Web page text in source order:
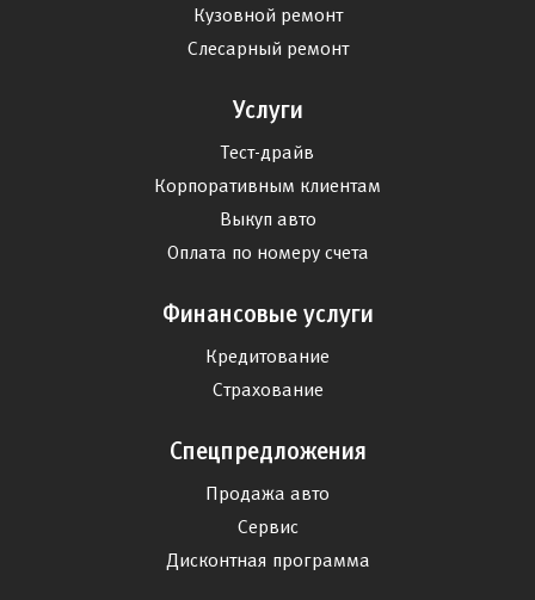
Кузовной ремонт
Слесарный ремонт
Услуги
Тест-драйв
Корпоративным клиентам
Выкуп авто
Оплата по номеру счета
Финансовые услуги
Кредитование
Страхование
Спецпредложения
Продажа авто
Сервис
Дисконтная программа